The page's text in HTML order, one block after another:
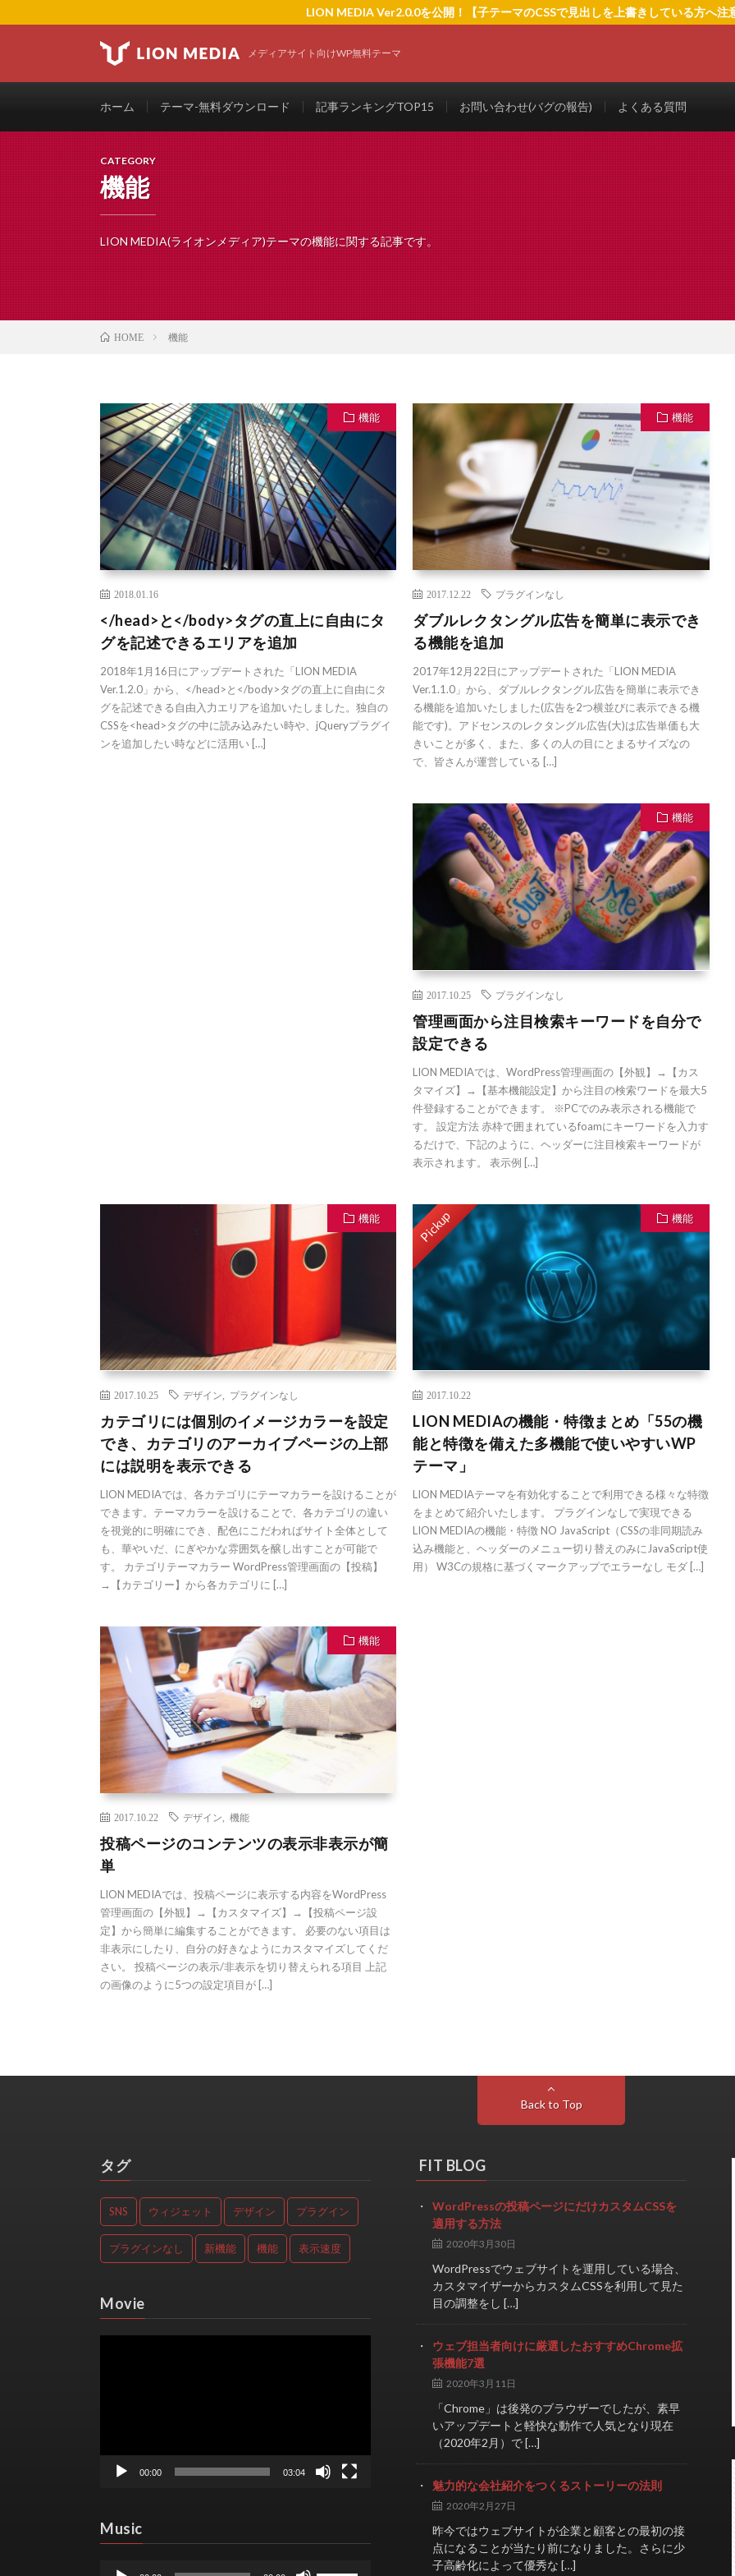
LION MEDIA Ver2.0.0を公開！【子テーマのCSSで見出しを上書きしている方へ注
メディアサイト向けWP無料テーマ
ホーム テーマ-無料ダウンロード 記事ランキングTOP15 お問い合わせ(バグの報告) よくある質問
CATEGORY
機能
LION MEDIA(ライオンメディア)テーマの機能に関する記事です。
HOME 機能
機能
2018.01.16
</head>と</body>タグの直上に自由にタ
グを記述できるエリアを追加
2018年1月16日にアップデートされた「LION MEDIA
Ver.1.2.0」から、</head>と</body>タグの直上に自由にタ
グを記述できる自由入力エリアを追加いたしました。独自の
CSSを<head>タグの中に読み込みたい時や、jQueryプラグイ
ンを追加したい時などに活用い […]
機能
2017.12.22 プラグインなし
ダブルレクタングル広告を簡単に表示でき
る機能を追加
2017年12月22日にアップデートされた「LION MEDIA
Ver.1.1.0」から、ダブルレクタングル広告を簡単に表示でき
る機能を追加いたしました(広告を2つ横並びに表示できる機
能です)。アドセンスのレクタングル広告(大)は広告単価も大
きいことが多く、また、多くの人の目にとまるサイズなの
で、皆さんが運営している […]
機能
2017.10.25 プラグインなし
管理画面から注目検索キーワードを自分で
設定できる
LION MEDIAでは、WordPress管理画面の【外観】→【カス
タマイズ】→【基本機能設定】から注目の検索ワードを最大5
件登録することができます。 ※PCでのみ表示される機能で
す。 設定方法 赤枠で囲まれているfoamにキーワードを入力す
るだけで、下記のように、ヘッダーに注目検索キーワードが
表示されます。 表示例 […]
機能
2017.10.25 デザイン プラグインなし
カテゴリには個別のイメージカラーを設定
でき、カテゴリのアーカイブページの上部
には説明を表示できる
LION MEDIAでは、各カテゴリにテーマカラーを設けることが
できます。テーマカラーを設けることで、各カテゴリの違い
を視覚的に明確にでき、配色にこだわればサイト全体として
も、華やいだ、にぎやかな雰囲気を醸し出すことが可能で
す。 カテゴリテーマカラー WordPress管理画面の【投稿】
→【カテゴリー】から各カテゴリに […]
Pickup 機能
2017.10.22
LION MEDIAの機能・特徴まとめ「55の機
能と特徴を備えた多機能で使いやすいWP
テーマ」
LION MEDIAテーマを有効化することで利用できる様々な特徴
をまとめて紹介いたします。 プラグインなしで実現できる
LION MEDIAの機能・特徴 NO JavaScript（CSSの非同期読み
込み機能と、ヘッダーのメニュー切り替えのみにJavaScript使
用） W3Cの規格に基づくマークアップでエラーなし モダ […]
機能
2017.10.22 デザイン 機能
投稿ページのコンテンツの表示非表示が簡
単
LION MEDIAでは、投稿ページに表示する内容をWordPress
管理画面の【外観】→【カスタマイズ】→【投稿ページ設
定】から簡単に編集することができます。 必要のない項目は
非表示にしたり、自分の好きなようにカスタマイズしてくだ
さい。 投稿ページの表示/非表示を切り替えられる項目 上記
の画像のように5つの設定項目が […]
Back to Top
タグ
SNS ウィジェット デザイン プラグイン
プラグインなし 新機能 機能 表示速度
Movie
動
00:00 03:04
Music
FIT BLOG
WordPressの投稿ページにだけカスタムCSSを
適用する方法
2020年3月30日
WordPressでウェブサイトを運用している場合、
カスタマイザーからカスタムCSSを利用して見た
目の調整をし […]
ウェブ担当者向けに厳選したおすすめChrome拡
張機能7選
2020年3月11日
「Chrome」は後発のブラウザーでしたが、素早
いアップデートと軽快な動作で人気となり現在
（2020年2月）で […]
魅力的な会社紹介をつくるストーリーの法則
2020年2月27日
昨今ではウェブサイトが企業と顧客との最初の接
点になることが当たり前になりました。さらに少
子高齢化によって優秀な […]